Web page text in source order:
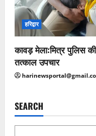
हरिद्वार
कावड़ मेला:मित्र पुलिस
तत्काल उपचार
SEARCH